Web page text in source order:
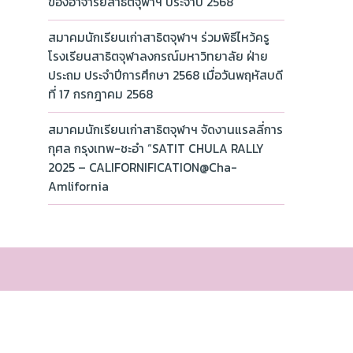
สมาคมนักเรียนเก่าสาธิตจุฬาฯ ร่วมพิธีไหว้ครู
โรงเรียนสาธิตจุฬาลงกรณ์มหาวิทยาลัย ฝ่าย
ประถม ประจำปีการศึกษา 2568 เมื่อวันพฤหัสบดี
ที่ 17 กรกฎาคม 2568
สมาคมนักเรียนเก่าสาธิตจุฬาฯ จัดงานแรลลี่การ
กุศล กรุงเทพ-ชะอำ “SATIT CHULA RALLY
2025 – CALIFORNIFICATION@Cha-
Amlifornia